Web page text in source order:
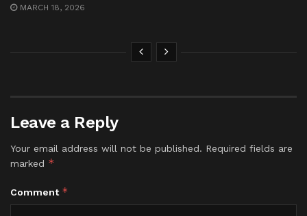
MARCH 18, 2026
Leave a Reply
Your email address will not be published. Required fields are
marked *
Comment *